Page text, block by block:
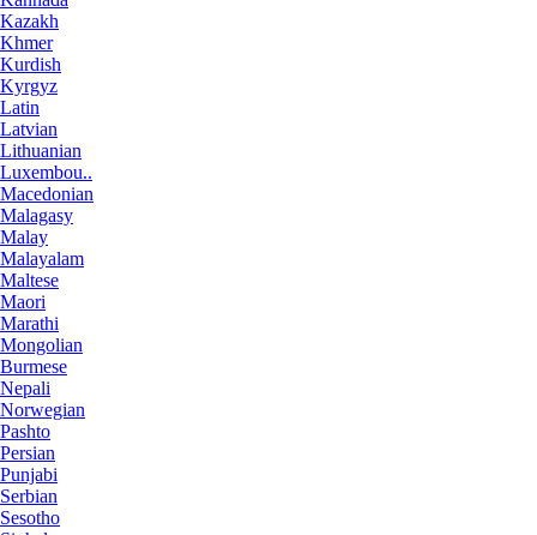
Kazakh
Khmer
Kurdish
Kyrgyz
Latin
Latvian
Lithuanian
Luxembou..
Macedonian
Malagasy
Malay
Malayalam
Maltese
Maori
Marathi
Mongolian
Burmese
Nepali
Norwegian
Pashto
Persian
Punjabi
Serbian
Sesotho